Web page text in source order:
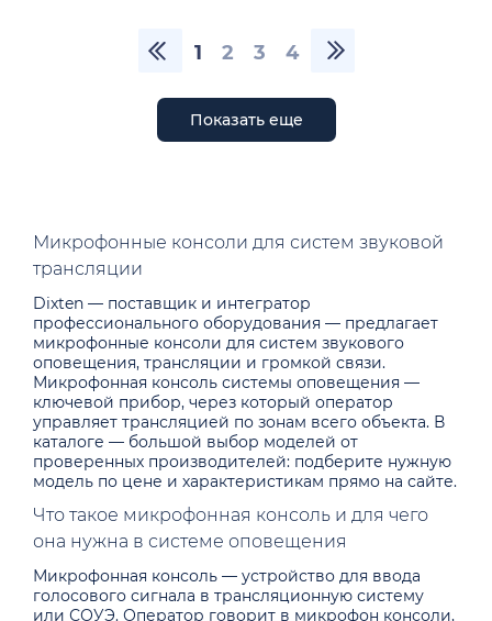
1 2 3 4
Показать еще
Микрофонные консоли для систем звуковой
трансляции
Dixten — поставщик и интегратор
профессионального оборудования — предлагает
микрофонные консоли для систем звукового
оповещения, трансляции и громкой связи.
Микрофонная консоль системы оповещения —
ключевой прибор, через который оператор
управляет трансляцией по зонам всего объекта. В
каталоге — большой выбор моделей от
проверенных производителей: подберите нужную
модель по цене и характеристикам прямо на сайте.
Что такое микрофонная консоль и для чего
она нужна в системе оповещения
Микрофонная консоль — устройство для ввода
голосового сигнала в трансляционную систему
или СОУЭ. Оператор говорит в микрофон консоли,